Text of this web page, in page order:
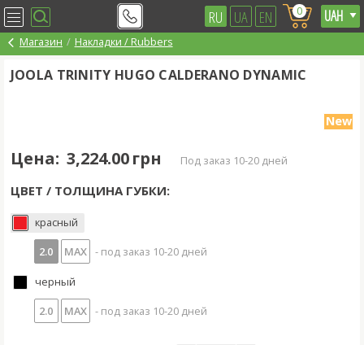
RU UA EN 0
Магазин Накладки / Rubbers
JOOLA TRINITY HUGO CALDERANO DYNAMIC
New
Цена: 3,224.00 грн под заказ 10-20 дней
ЦВЕТ / ТОЛЩИНА ГУБКИ:
красный
2.0
MAX - под заказ 10-20 дней
черный
2.0
MAX - под заказ 10-20 дней